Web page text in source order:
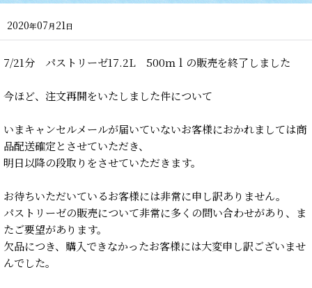
2020年07月 21日
7/21分 パストリーゼ17.2L 500ｍｌの販売を終了しました
今ほど、注文再開をいたしました件について
いまキャンセルメールが届いていないお客様におかれましては商
品配送確定とさせていただき、
明日以降の段取りをさせていただきます。
お待ちいただいているお客様には非常に申し訳ありません。
パストリーゼの販売について非常に多くの問い合わせがあり、ま
たご要望があります。
欠品につき、購入できなかったお客様には大変申し訳ございませ
んでした。